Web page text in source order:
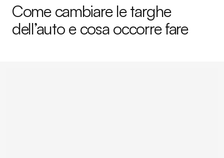
Come cambiare le targhe
dell’auto e cosa occorre fare